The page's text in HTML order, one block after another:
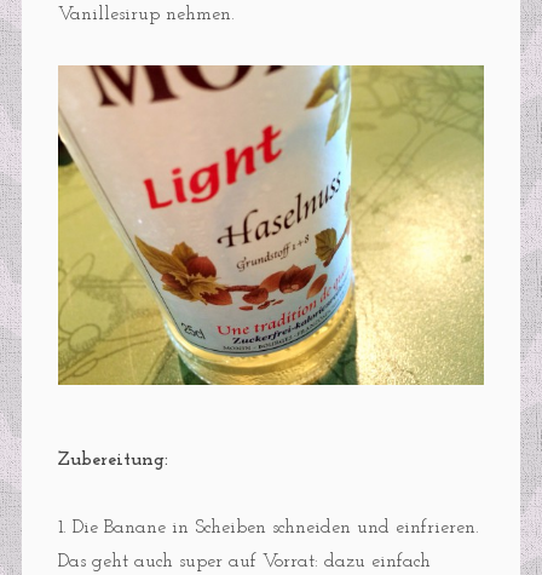
Vanillesirup nehmen.
Zubereitung:
1. Die Banane in Scheiben schneiden und einfrieren.
Das geht auch super auf Vorrat: dazu einfach